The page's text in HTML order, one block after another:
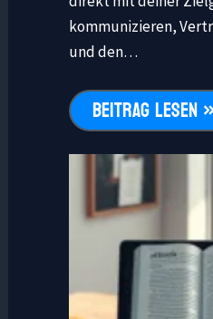
kommunizieren,
und den…
BEITRAG LESEN